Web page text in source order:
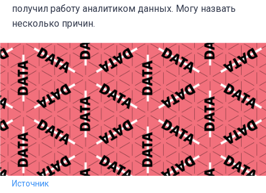
получил работу аналитиком данных. Могу назвать
несколько причин.
Источник